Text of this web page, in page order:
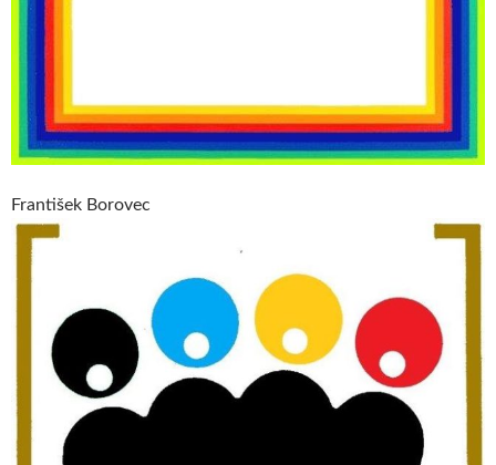
František Borovec